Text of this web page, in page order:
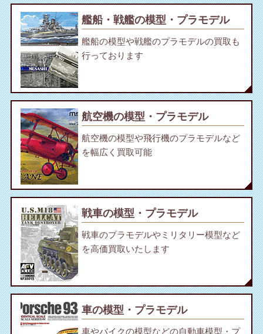
艦船・戦艦の模型・プラモデル
艦船の模型や戦艦のプラモデルの買取も
行っております
航空機の模型・プラモデル
航空機の模型や飛行機のプラモデルなど
を幅広く買取可能
戦車の模型・プラモデル
戦車のプラモデルやミリタリー模型など
を高価買取いたします
車の模型・プラモデル
車やバイクの模型などの自動車模型・プ